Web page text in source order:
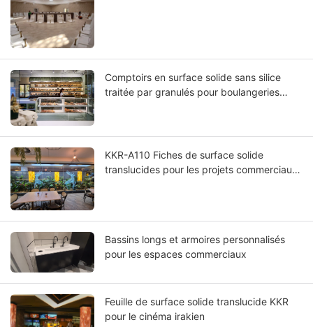
Comptoirs en surface solide sans silice
traitée par granulés pour boulangeries
KKR-A110 Fiches de surface solide
translucides pour les projets commerciaux
Bassins longs et armoires personnalisés
pour les espaces commerciaux
Feuille de surface solide translucide KKR
pour le cinéma irakien